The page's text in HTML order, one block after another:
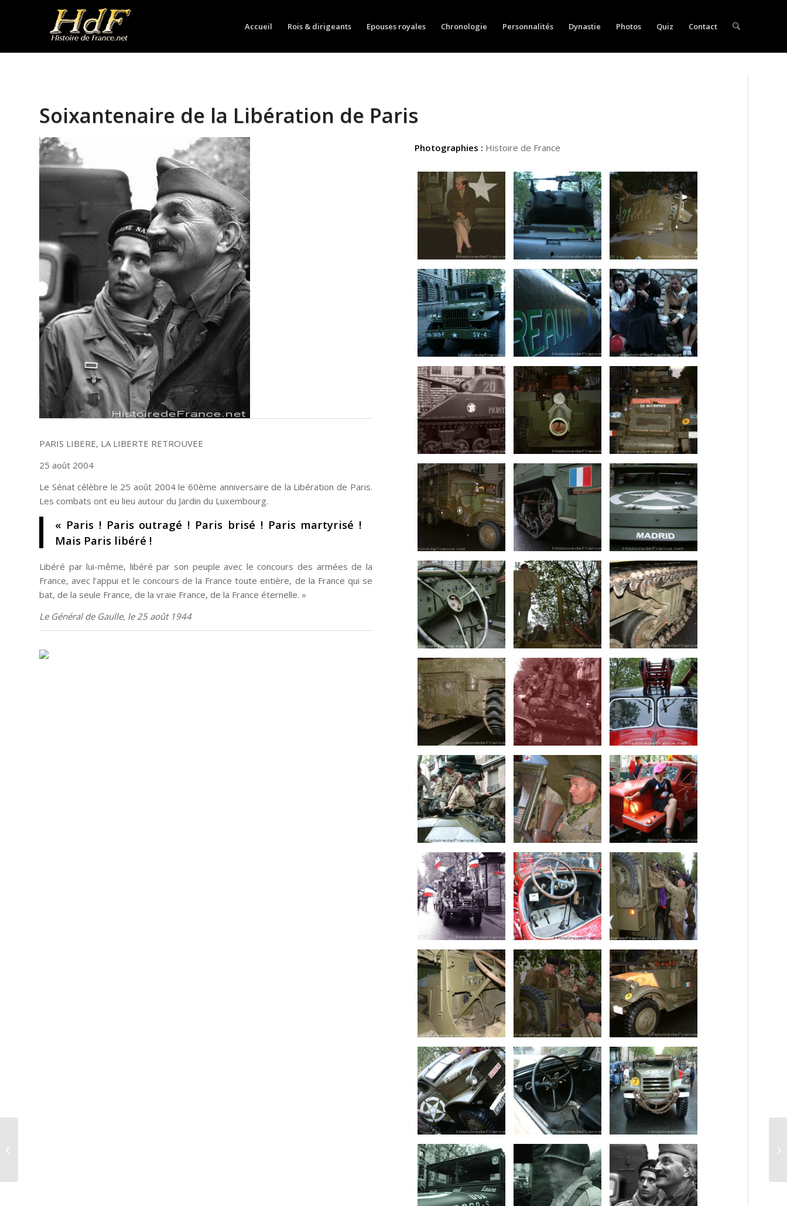
Accueil Rois & dirigeants Epouses royales Chronologie Personnalités Dynastie Photos Quiz Contact
Soixantenaire de la Libération de Paris
PARIS LIBERE, LA LIBERTE RETROUVEE
25 août 2004
Le Sénat célèbre le 25 août 2004 le 60ème anniversaire de la Libération de Paris.
Les combats ont eu lieu autour du Jardin du Luxembourg.
« Paris ! Paris outragé ! Paris brisé ! Paris martyrisé !
Mais Paris libéré !
Libéré par lui-même, libéré par son peuple avec le concours des armées de la
France, avec l’appui et le concours de la France toute entière, de la France qui se
bat, de la seule France, de la vraie France, de la France éternelle. »
Le Général de Gaulle, le 25 août 1944
Photographies : Histoire de France